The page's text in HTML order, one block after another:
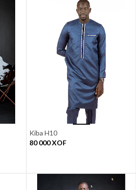
Kiba H10
80 000XOF